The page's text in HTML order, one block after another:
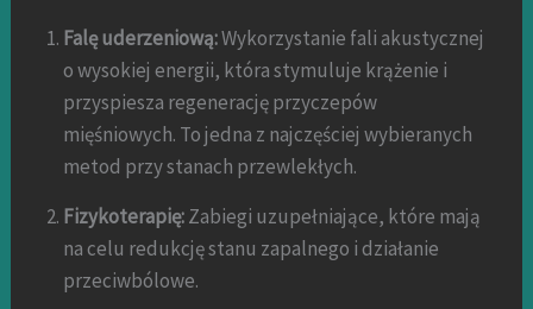
Falę uderzeniową:Wykorzystanie fali akustycznej
o wysokiej energii, która stymuluje krążenie i
przyspiesza regenerację przyczepów
mięśniowych. To jedna z najczęściej wybieranych
metod przy stanach przewlekłych.
Fizykoterapię:Zabiegi uzupełniające, które mają
na celu redukcję stanu zapalnego i działanie
przeciwbólowe.